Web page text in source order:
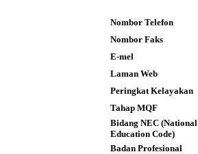
Nombor Telefon
Nombor Faks
E-mel
Laman Web
Peringkat Kelayakan
Tahap MQF
Bidang NEC (National
Education Code)
Badan Profesional